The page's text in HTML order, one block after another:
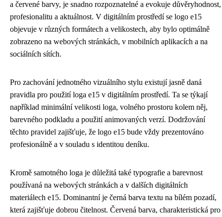
a červené barvy, je snadno rozpoznatelné a evokuje důvěryhodnost,
profesionalitu a aktuálnost. V digitálním prostředí se logo e15
objevuje v různých formátech a velikostech, aby bylo optimálně
zobrazeno na webových stránkách, v mobilních aplikacích a na
sociálních sítích.
Pro zachování jednotného vizuálního stylu existují jasně daná
pravidla pro použití loga e15 v digitálním prostředí. Ta se týkají
například minimální velikosti loga, volného prostoru kolem něj,
barevného podkladu a použití animovaných verzí. Dodržování
těchto pravidel zajišťuje, že logo e15 bude vždy prezentováno
profesionálně a v souladu s identitou deníku.
Kromě samotného loga je důležitá také typografie a barevnost
používaná na webových stránkách a v dalších digitálních
materiálech e15. Dominantní je černá barva textu na bílém pozadí,
která zajišťuje dobrou čitelnost. Červená barva, charakteristická pro